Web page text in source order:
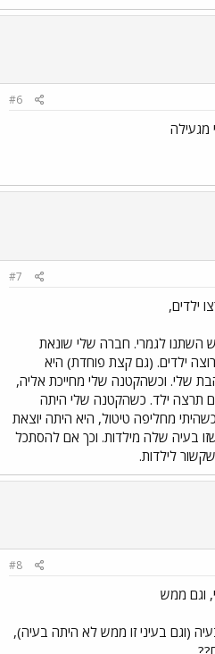
#6
מגעילה
#7
ילדים,
השתנו לגמרי. חברה שלי שונאת
ילדים. (גם קצת פוחדת) היא
שלי. וכשהקטנה שלי מחייכת אליה,
תרצה ילד. כשהקטנה שלי היתה
מחליפה טיטול, היא היתה יוצאת
בעיה שלה מילדות. וכך אם להסתכל
לילדות.
#8
וגם ממש
(וגם בעיני זו ממש לא היתה בעיה),